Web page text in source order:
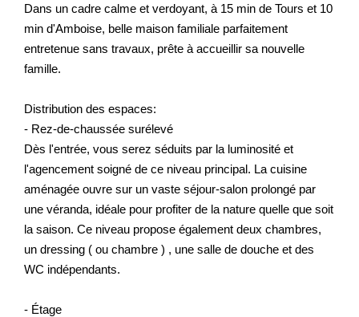
Dans un cadre calme et verdoyant, à 15 min de Tours et 10
min d'Amboise, belle maison familiale parfaitement
entretenue sans travaux, prête à accueillir sa nouvelle
famille.
Distribution des espaces:
- Rez-de-chaussée surélevé
Dès l'entrée, vous serez séduits par la luminosité et
l'agencement soigné de ce niveau principal. La cuisine
aménagée ouvre sur un vaste séjour-salon prolongé par
une véranda, idéale pour profiter de la nature quelle que soit
la saison. Ce niveau propose également deux chambres,
un dressing ( ou chambre ) , une salle de douche et des
WC indépendants.
- Étage